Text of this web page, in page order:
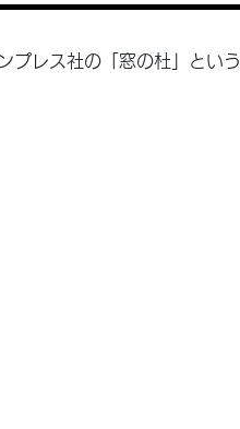
プレス社の「窓の杜」という